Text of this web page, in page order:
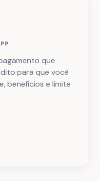
que
para que você
benefícios e limite